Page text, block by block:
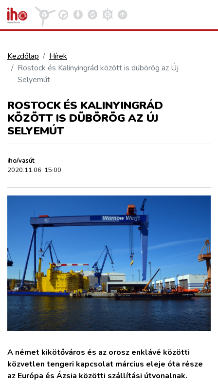
VASÚT
KÖZÚT
REPÜLÉS
KÖZLEKEDÉSFEJLESZTÉS
ZÖLDÚT
HAJÓZÁS
BLOG
ARCHÍVUM
BELÉPÉS
Kezdőlap
Hírek
Rostock és Kalinyingrád között is dübörög az Új
Selyemút
ROSTOCK ÉS KALINYINGRÁD
KÖZÖTT IS DÜBÖRÖG AZ ÚJ
SELYEMÚT
iho/vasút
2020.11.06. 15:00
A német kikötőváros és az orosz enklávé közötti
közvetlen tengeri kapcsolat március eleje óta része
az Európa és Ázsia közötti szállítási útvonalnak.